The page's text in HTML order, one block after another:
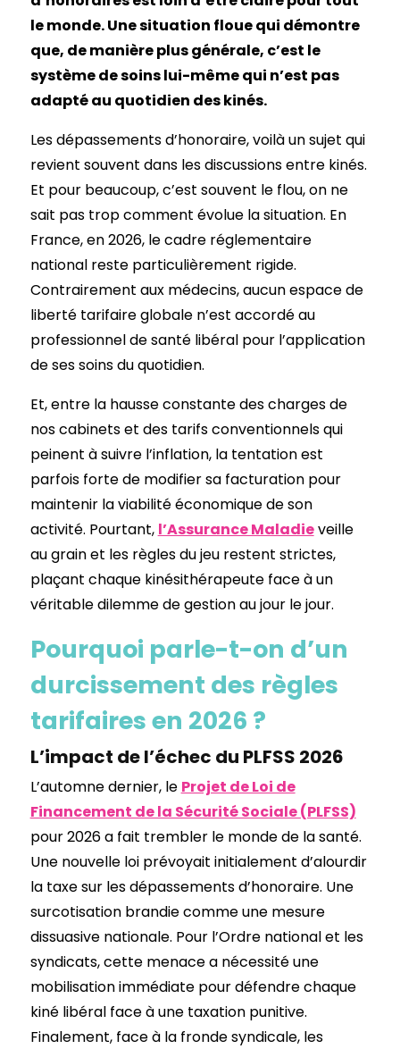
le monde. Une situation floue qui démontre
que, de manière plus générale, c’est le
système de soins lui-même qui n’est pas
adapté au quotidien des kinés.
Les dépassements d’honoraire, voilà un sujet qui
revient souvent dans les discussions entre kinés.
Et pour beaucoup, c’est souvent le flou, on ne
sait pas trop comment évolue la situation. En
France, en 2026, le cadre réglementaire
national reste particulièrement rigide.
Contrairement aux médecins, aucun espace de
liberté tarifaire globale n’est accordé au
professionnel de santé libéral pour l’application
de ses soins du quotidien.
Et, entre la hausse constante des charges de
nos cabinets et des tarifs conventionnels qui
peinent à suivre l’inflation, la tentation est
parfois forte de modifier sa facturation pour
maintenir la viabilité économique de son
activité. Pourtant, l’Assurance Maladieveille
au grain et les règles du jeu restent strictes,
plaçant chaque kinésithérapeute face à un
véritable dilemme de gestion au jour le jour.
Pourquoi parle-t-on d’un
durcissement des règles
tarifaires en 2026 ?
L’impact de l’échec du PLFSS 2026
L’automne dernier, le Projet de Loi de
Financement de la Sécurité Sociale (PLFSS)
pour 2026 a fait trembler le monde de la santé.
Une nouvelle loi prévoyait initialement d’alourdir
la taxe sur les dépassements d’honoraire. Une
surcotisation brandie comme une mesure
dissuasive nationale. Pour l’Ordre national et les
syndicats, cette menace a nécessité une
mobilisation immédiate pour défendre chaque
kiné libéral face à une taxation punitive.
Finalement, face à la fronde syndicale, les